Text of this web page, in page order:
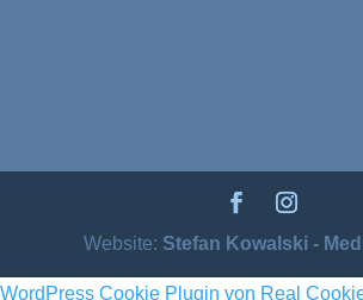
Website: Stefan Kowalski -
WordPress Cookie Plugin von Real